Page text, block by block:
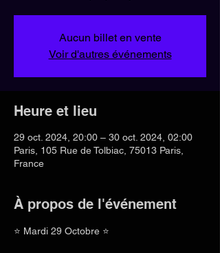
Aucun billet en vente
Voir d'autres événements
Heure et lieu
29 oct. 2024, 20:00 – 30 oct. 2024, 02:00
Paris, 105 Rue de Tolbiac, 75013 Paris,
France
À propos de l'événement
⭐ Mardi 29 Octobre ⭐